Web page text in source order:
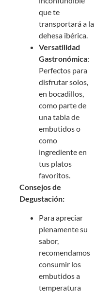
que te
transportará a la
dehesa ibérica.
Versatilidad
Gastronómica:
Perfectos para
disfrutar solos,
en bocadillos,
como parte de
una tabla de
embutidos o
como
ingrediente en
tus platos
favoritos.
Consejos de
Degustación:
Para apreciar
plenamente su
sabor,
recomendamos
consumir los
embutidos a
temperatura